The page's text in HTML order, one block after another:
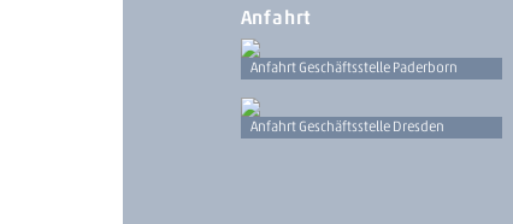
Anfahrt
Anfahrt Geschäftsstelle Paderborn
Anfahrt Geschäftsstelle Dresden